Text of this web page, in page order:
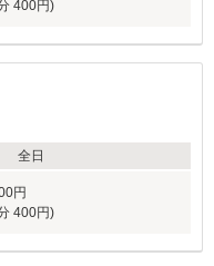
400円)
全日
円
400円)